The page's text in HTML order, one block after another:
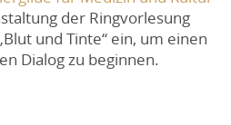
der Ringvorlesung
und Tinte“ ein, um einen
Dialog zu beginnen.